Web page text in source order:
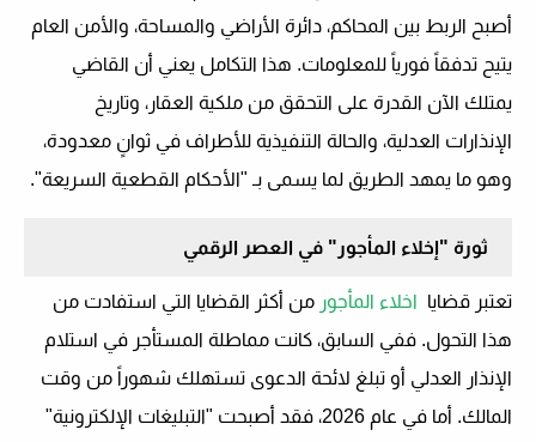
أصبح الربط بين المحاكم، دائرة الأراضي والمساحة، والأمن العام
يتيح تدفقاً فورياً للمعلومات. هذا التكامل يعني أن القاضي
يمتلك الآن القدرة على التحقق من ملكية العقار، وتاريخ
الإنذارات العدلية، والحالة التنفيذية للأطراف في ثوانٍ معدودة،
وهو ما يمهد الطريق لما يسمى بـ "الأحكام القطعية السريعة".
ثورة "إخلاء المأجور" في العصر الرقمي
تعتبر قضايا اخلاء المأجور من أكثر القضايا التي استفادت من
هذا التحول. ففي السابق، كانت مماطلة المستأجر في استلام
الإنذار العدلي أو تبلغ لائحة الدعوى تستهلك شهوراً من وقت
المالك. أما في عام 2026، فقد أصبحت "التبليغات الإلكترونية"